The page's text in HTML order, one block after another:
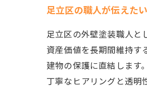
足立区の職人が伝えた
足立区の外壁塗装職人と
資産価値を長期間維持す
建物の保護に直結します
丁寧なヒアリングと透明